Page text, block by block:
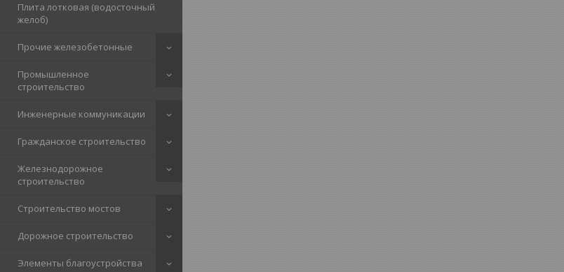
Плита лотковая (водосточный
желоб)
Прочие железобетонные
Промышленное
строительство
Инженерные коммуникации
Гражданское строительство
Железнодорожное
строительство
Строительство мостов
Дорожное строительство
Элементы благоустройства